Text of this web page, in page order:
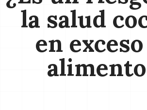
la salud
en